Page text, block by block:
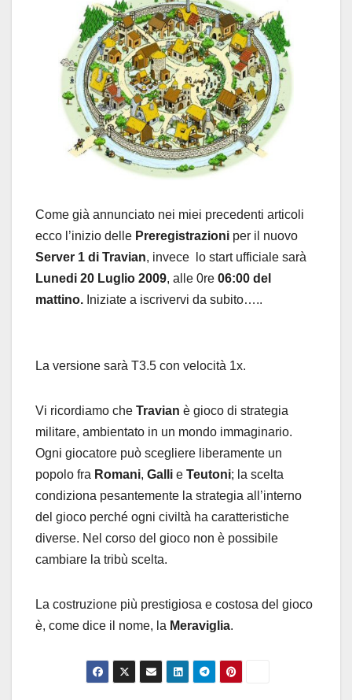
Come già annunciato nei miei precedenti articoli
ecco l’inizio delle Preregistrazioni per il nuovo
Server 1 di Travian, invece lo start ufficiale sarà
Lunedi 20 Luglio 2009, alle 0re 06:00 del
mattino. Iniziate a iscrivervi da subito…..
La versione sarà T3.5 con velocità 1x.
Vi ricordiamo che Travian è gioco di strategia
militare, ambientato in un mondo immaginario.
Ogni giocatore può scegliere liberamente un
popolo fra Romani, Galli e Teutoni; la scelta
condiziona pesantemente la strategia all’interno
del gioco perché ogni civiltà ha caratteristiche
diverse. Nel corso del gioco non è possibile
cambiare la tribù scelta.
La costruzione più prestigiosa e costosa del gioco
è, come dice il nome, la Meraviglia.